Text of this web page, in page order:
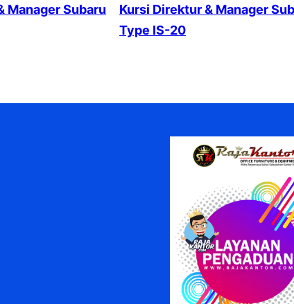
Manager Subaru
Kursi Direktur & Manager
Type IS-20